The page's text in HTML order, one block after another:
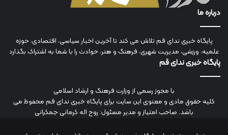
درباره ما
پایگاه خبری ندای قم تلاش می کند تا آخرین اخبار سیاسی، اقتصادی، حوزه
علمیه، ورزشی، مدیریت شهری، فرهنگ و هنر، حوادث را با شما به اشتراک بگذارد
پایگاه خبری ندای قم
با مجوز رسمی از وزارت فرهنگ و ارشاد اسلامی
کلیه حقوق مادی و معنوی این سایت برای پایگاه خبری ندای قم محفوظ می
باشد. صاحب امتیاز و مدیر مسئول: روح اله کرمانی جمکرانی